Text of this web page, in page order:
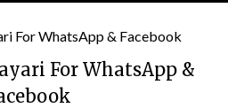
For WhatsApp &